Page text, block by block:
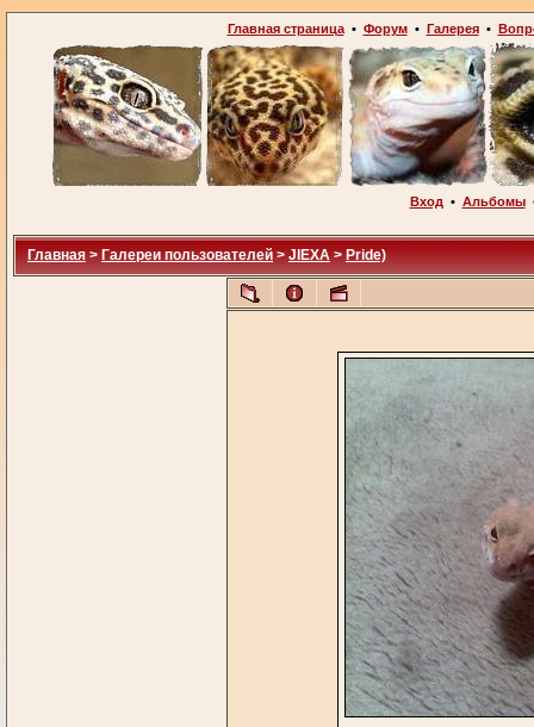
Главная страница• Форум• Галерея•
Вход • Альбомы
Главная > Галереи пользователей > JIEXA > Pride)